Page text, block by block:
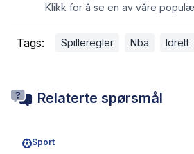
Klikk for å se en av våre
Tags: Spilleregler Nba Idrett
Relaterte spørsmål
Sport